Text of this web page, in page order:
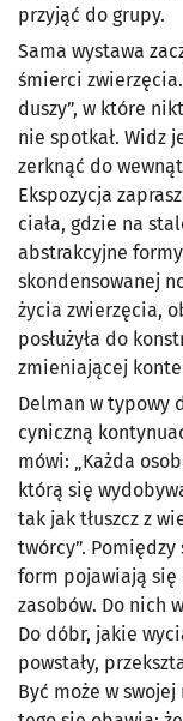
przyjąć do grupy.
Sama wystawa
śmierci
duszy”, w które
nie spotkał. Widz
zerknąć do
Ekspozycja
ciała, gdzie na
abstrakcyjne
skondensowanej
życia zwierzęcia,
posłużyła do
zmieniającej
Delman w typowy
cyniczną
mówi: „Każda
którą się
tak jak tłuszcz z
twórcy”.
form pojawiają
zasobów. Do nich
Do dóbr, jakie
powstały,
Być może w